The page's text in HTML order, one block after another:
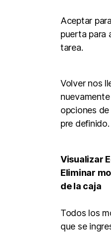
Aceptar
puerta para
tarea.
Volver nos
opciones
pre definido.
Visualizar
Eliminar
de la caja
Todos los
que se